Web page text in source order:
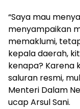
“Saya mau
menyampaikan
memaklumi,
kepala daerah,
kenapa? Karena
saluran resmi,
Menteri Dalam
ucap Arsul Sani.